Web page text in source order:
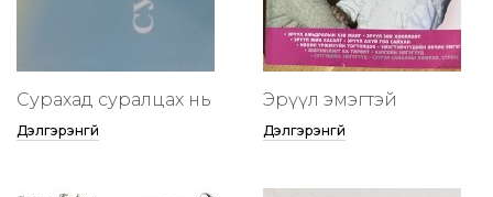
Сурахад суралцах нь
Дэлгэрэнгүй
Эрүүл эмэгтэй
Дэлгэрэнгүй